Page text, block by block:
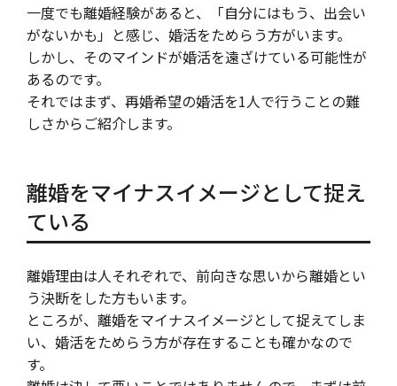
一度でも離婚経験があると、「自分にはもう、出会い
がないかも」と感じ、婚活をためらう方がいます。
しかし、そのマインドが婚活を遠ざけている可能性が
あるのです。
それではまず、再婚希望の婚活を1人で行うことの難
しさからご紹介します。
離婚をマイナスイメージとして捉え
ている
離婚理由は人それぞれで、前向きな思いから離婚とい
う決断をした方もいます。
ところが、離婚をマイナスイメージとして捉えてしま
い、婚活をためらう方が存在することも確かなので
す。